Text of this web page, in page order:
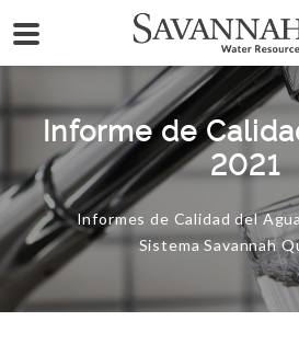
Informe de
2021
Informes de Calidad del
Sistema Savannah